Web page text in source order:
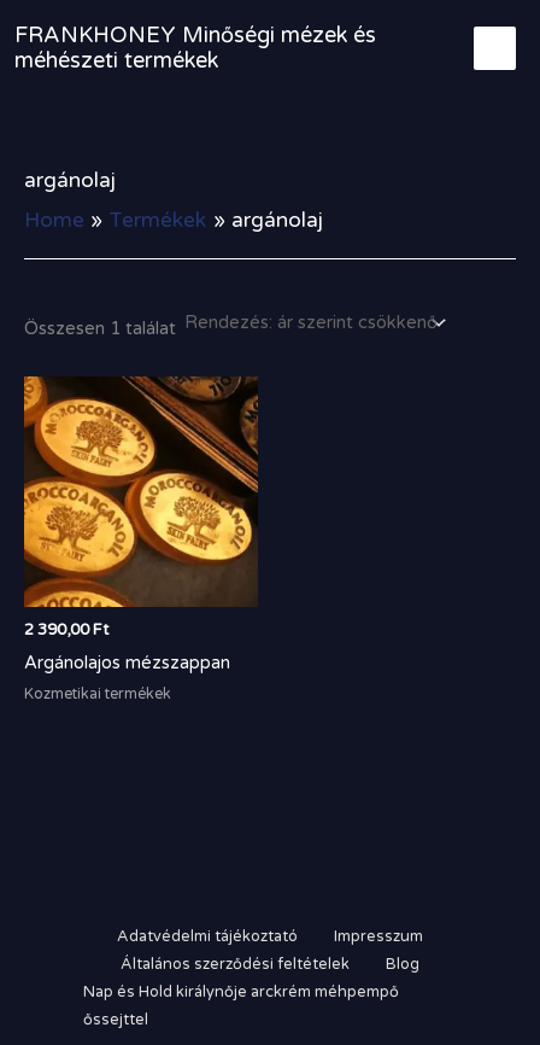
content
FRANKHONEY Minőségi mézek és
méhészeti termékek
argánolaj
Home
Termékek argánolaj
Összesen 1 találat
2 390,00Ft
Argánolajos mézszappan
Kozmetikai termékek
Adatvédelmi tájékoztató
Impresszum
Általános szerződési feltételek
Blog
Nap és Hold királynője arckrém méhpempő
őssejttel